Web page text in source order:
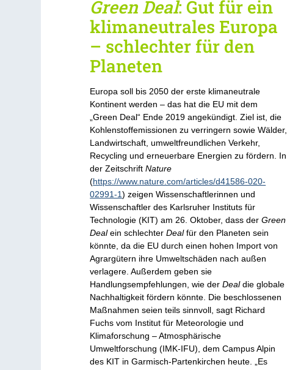
Green Deal: Gut für ein
klimaneutrales Europa
– schlechter für den
Planeten
Europa soll bis 2050 der erste klimaneutrale
Kontinent werden – das hat die EU mit dem
„Green Deal“ Ende 2019 angekündigt. Ziel ist, die
Kohlenstoffemissionen zu verringern sowie Wälder,
Landwirtschaft, umweltfreundlichen Verkehr,
Recycling und erneuerbare Energien zu fördern. In
der ZeitschriftNature
(https://www.nature.com/articles/d41586-020-
02991-1) zeigen Wissenschaftlerinnen und
Wissenschaftler des Karlsruher Instituts für
Technologie (KIT) am 26. Oktober, dass derGreen
Dealein schlechterDealfür den Planeten sein
könnte, da die EU durch einen hohen Import von
Agrargütern ihre Umweltschäden nach außen
verlagere. Außerdem geben sie
Handlungsempfehlungen, wie derDealdie globale
Nachhaltigkeit fördern könnte. Die beschlossenen
Maßnahmen seien teils sinnvoll, sagt Richard
Fuchs vom Institut für Meteorologie und
Klimaforschung – Atmosphärische
Umweltforschung (IMK-IFU), dem Campus Alpin
des KIT in Garmisch-Partenkirchen heute. „Es